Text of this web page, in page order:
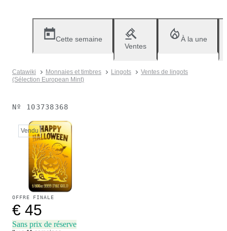
Cette semaine
Ventes
À la une
Catawiki Monnaies et timbres Lingots
Ventes de lingots
(Sélection European Mint)
Nº 103738368
Vendu
OFFRE FINALE
€ 45
Sans prix de réserve